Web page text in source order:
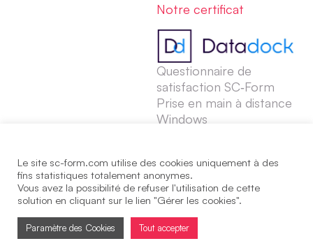
Notre certificat
Questionnaire de
satisfaction SC‑Form
Prise en main à distance
Windows
Chrome/Mac
Règles de confidentialité
Le site sc-form.com utilise des cookies uniquement à des
fins statistiques totalement anonymes.
Vous avez la possibilité de refuser l'utilisation de cette
solution en cliquant sur le lien "Gérer les cookies".
Paramètre des Cookies Tout accepter